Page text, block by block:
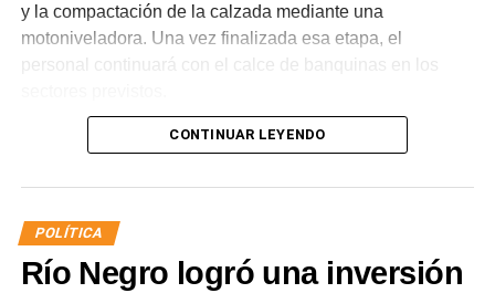
y la compactación de la calzada mediante una
motoniveladora. Una vez finalizada esa etapa, el
personal continuará con el calce de banquinas en los
CONTINUAR LEYENDO
POLÍTICA
Río Negro logró una inversión